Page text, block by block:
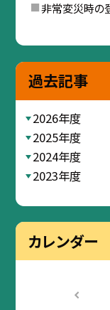
非常変災時の
過去記事
2026年度
2025年度
2024年度
2023年度
カレンダー